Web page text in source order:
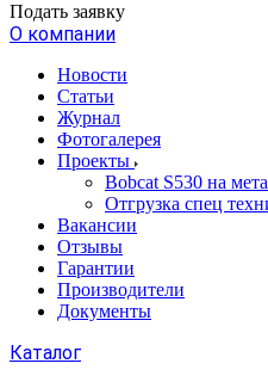
Подать заявку
О компании
Новости
Статьи
Журнал
Фотогалерея
Проекты
Bobcat S530 на
Отгрузка спец
Вакансии
Отзывы
Гарантии
Производители
Документы
Каталог